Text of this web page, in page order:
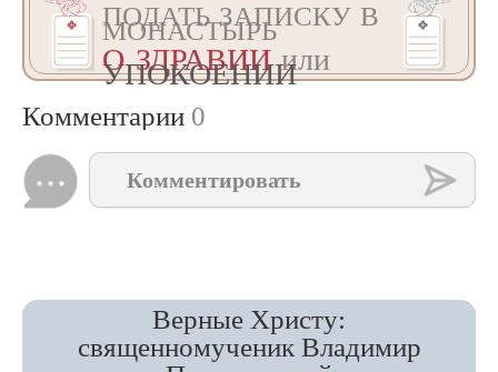
ПОДАТЬ ЗАПИСКУ В
МОНАСТЫРЬ
О ЗДРАВИИили
УПОКОЕНИИ
Комментарии 0
Комментировать
Верные Христу:
священномученик Владимир